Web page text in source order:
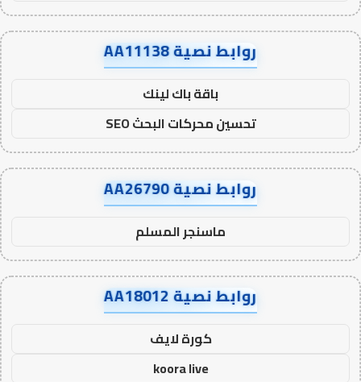
روابط نصية AA11138
باقة باك لينك
تحسين محركات البحث SEO
روابط نصية AA26790
ماسنجر المسلم
روابط نصية AA18012
كورة لايف
koora live